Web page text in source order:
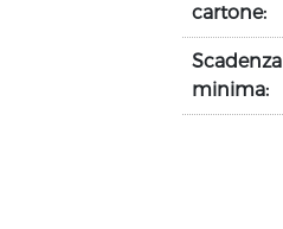
cartone:
Scadenza
minima: